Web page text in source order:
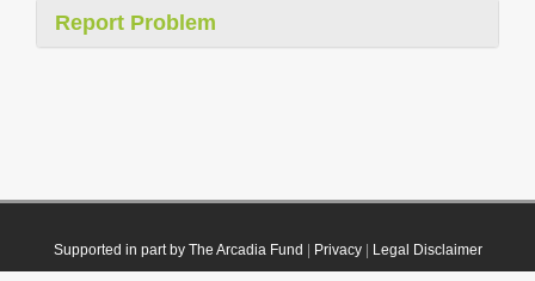
Report Problem
Supported in part by The Arcadia Fund Privacy| Legal Disclaimer